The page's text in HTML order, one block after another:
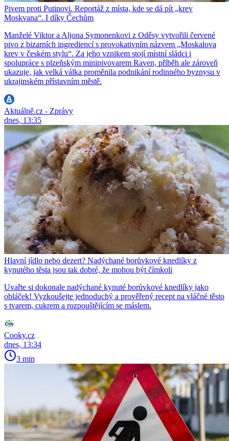
Pivem proti Putinovi. Reportáž z místa, kde se dá pít „krev
Moskvana“. I díky Čechům
Manželé Viktor a Aljona Symonenkovi z Oděsy vytvořili červené
pivo z bizarních ingrediencí s provokativním názvem „Moskalova
krev v českém stylu“. Za jeho vznikem stojí místní sládci i
spolupráce s plzeňským minipivovarem Raven, příběh ale zároveň
ukazuje, jak velká válka proměnila podnikání rodinného byznysu v
ukrajinském přístavním městě.
Aktuálně.cz - Zprávy
dnes, 13:35
Hlavní jídlo nebo dezert? Nadýchané borůvkové knedlíky z
kynutého těsta jsou tak dobré, že mohou být čímkoli
Uvařte si dokonale nadýchané kynuté borůvkové knedlíky jako
obláček! Vyzkoušejte jednoduchý a prověřený recept na vláčné těsto
s tvarem, cukrem a rozpouštějícím se máslem.
Cooky.cz
dnes, 13:34
3 min